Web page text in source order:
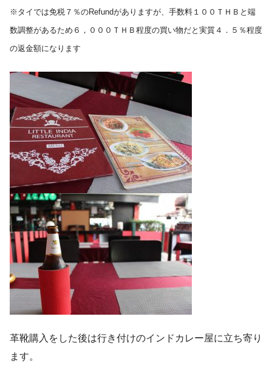
※タイでは免税７％のRefundがありますが、手数料１００ＴＨＢと端
数調整があるため６，０００ＴＨＢ程度の買い物だと実質４．５％程度
の返金額になります
革靴購入をした後は行き付けのインドカレー屋に立ち寄り
ます。